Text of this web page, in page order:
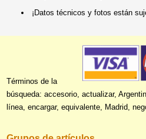
¡Datos técnicos y fotos están
Términos de la
búsqueda: accesorio, actualizar,
línea, encargar, equivalente, Madrid,